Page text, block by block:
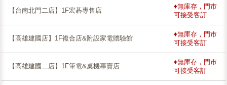
【台南北門二店】1F宏碁專售店
♦無庫存，門市
可接受客訂
【高雄建國店】1F複合店&附設家電體驗館
♦無庫存，門市
可接受客訂
【高雄建國二店】1F筆電&桌機專賣店
♦無庫存，門市
可接受客訂